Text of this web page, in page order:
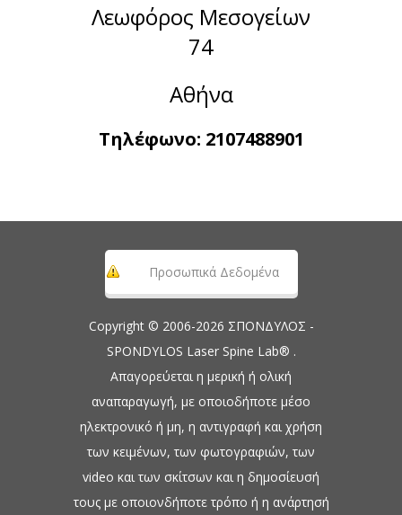
Λεωφόρος Μεσογείων
74
Αθήνα
Τηλέφωνο: 2107488901
Προσωπικά Δεδομένα
Copyright © 2006-2026 ΣΠΟΝΔΥΛΟΣ -
SPONDYLOS Laser Spine Lab® .
Απαγορεύεται η μερική ή ολική
αναπαραγωγή, με οποιοδήποτε μέσο
ηλεκτρονικό ή μη, η αντιγραφή και χρήση
των κειμένων, των φωτογραφιών, των
video και των σκίτσων και η δημοσίευσή
τους με οποιονδήποτε τρόπο ή η ανάρτησή